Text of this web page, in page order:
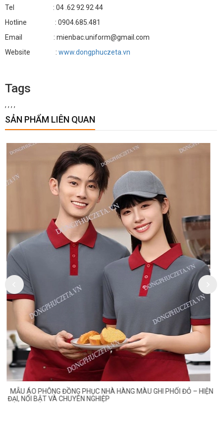
Tel : 04 .62 92 92 44
Hotline : 0904.685.481
Email : mienbac.uniform@gmail.com
Website : www.dongphuczeta.vn
Tags
, , , ,
SẢN PHẨM LIÊN QUAN
MẪU ÁO PHÔNG ĐỒNG PHỤC NHÀ HÀNG MÀU GHI PHỐI ĐỎ – HIỆN
ĐẠI, NỔI BẬT VÀ CHUYÊN NGHIỆP